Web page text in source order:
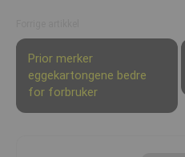
Prior merker
eggekartongene bedre
for forbruker